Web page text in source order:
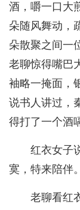
酒，嚼一口大
朵随风舞动，
朵散聚之间一
老聊惊得嘴巴
袖略一掩面，
说书人讲过，
得打了一个酒
红衣女子
寞，特来陪伴。
老聊看红